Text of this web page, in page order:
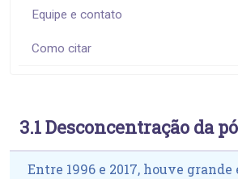
Equipe e contato
Como citar
3.1 Desconcentração da
Entre 1996 e 2017, houve grande